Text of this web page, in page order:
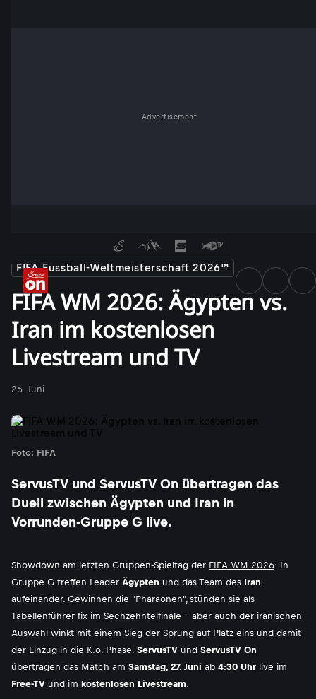
Advertisement
FIFA Fussball-Weltmeisterschaft 2026™
FIFA WM 2026: Ägypten vs.
Iran im kostenlosen
Livestream und TV
26. Juni
Foto: FIFA
ServusTV und ServusTV On übertragen das
Duell zwischen Ägypten und Iran in
Vorrunden-Gruppe G live.
Showdown am letzten Gruppen-Spieltag der FIFA WM 2026: In
Gruppe G treffen Leader Ägypten und das Team des Iran
aufeinander. Gewinnen die "Pharaonen", stünden sie als
Tabellenführer fix im Sechzehntelfinale - aber auch der iranischen
Auswahl winkt mit einem Sieg der Sprung auf Platz eins und damit
der Einzug in die K.o.-Phase. ServusTV und ServusTV On
übertragen das Match am Samstag, 27. Juni ab 4:30 Uhr live im
Free-TV und im kostenlosen Livestream.